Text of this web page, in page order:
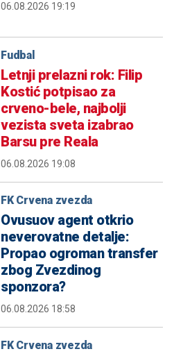
06.08.2026 19:19
Fudbal
Letnji prelazni rok: Filip
Kostić potpisao za
crveno-bele, najbolji
vezista sveta izabrao
Barsu pre Reala
06.08.2026 19:08
FK Crvena zvezda
Ovusuov agent otkrio
neverovatne detalje:
Propao ogroman transfer
zbog Zvezdinog
sponzora?
06.08.2026 18:58
FK Crvena zvezda